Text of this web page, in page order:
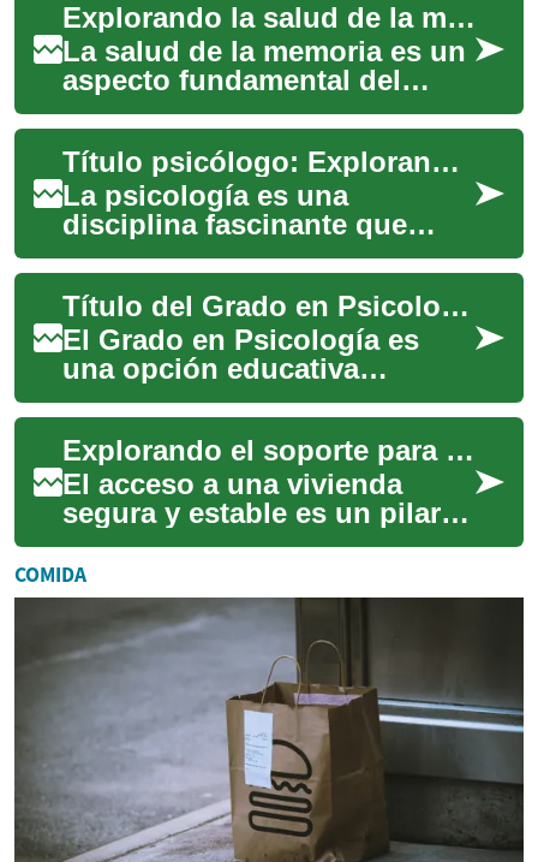
Explorando la salud de la memoria
La salud de la memoria es un
aspecto fundamental del
bienestar general que afecta a
personas de todas las
edades. Com...
Título psicólogo: Explorando la carrera de psicología y sus oportunidades profesionales
La psicología es una
disciplina fascinante que
estudia el comportamiento
humano y los procesos
mentales. Si te intere...
Título del Grado en Psicología: Explorando el Camino hacia una Carrera en Salud Mental
El Grado en Psicología es
una opción educativa
fascinante que abre las
puertas a una carrera
dedicada a comprender y ... Explorando el soporte para el hogar
El acceso a una vivienda
segura y estable es un pilar
fundamental para el bienestar
individual y comunitario en
todo ...
COMIDA